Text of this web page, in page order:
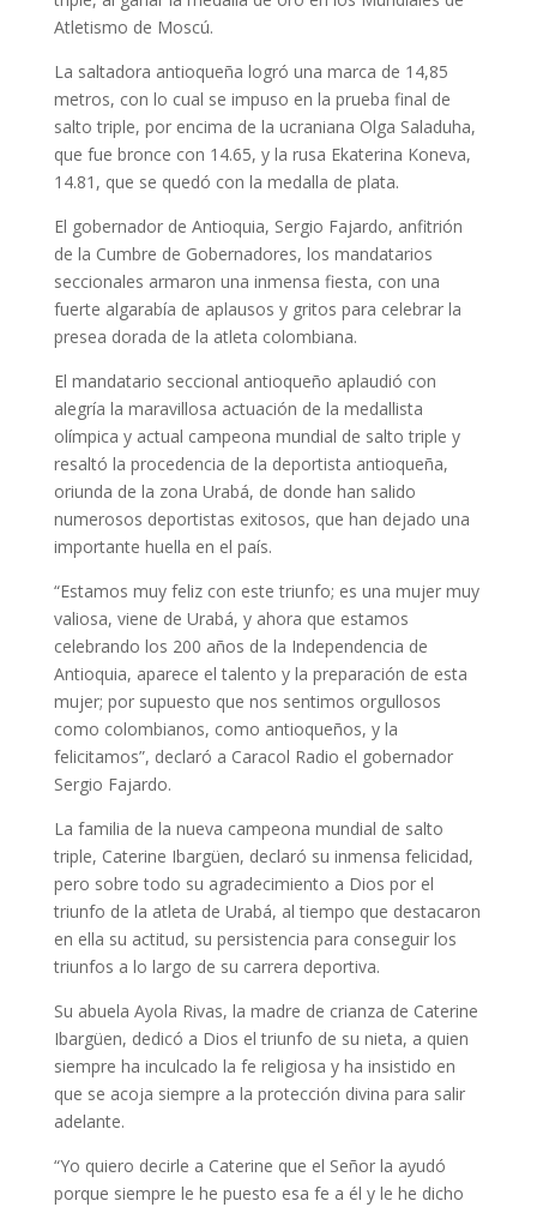
Atletismo de Moscú.
La saltadora antioqueña logró una marca de 14,85
metros, con lo cual se impuso en la prueba final de
salto triple, por encima de la ucraniana Olga Saladuha,
que fue bronce con 14.65, y la rusa Ekaterina Koneva,
14.81, que se quedó con la medalla de plata.
El gobernador de Antioquia, Sergio Fajardo, anfitrión
de la Cumbre de Gobernadores, los mandatarios
seccionales armaron una inmensa fiesta, con una
fuerte algarabía de aplausos y gritos para celebrar la
presea dorada de la atleta colombiana.
El mandatario seccional antioqueño aplaudió con
alegría la maravillosa actuación de la medallista
olímpica y actual campeona mundial de salto triple y
resaltó la procedencia de la deportista antioqueña,
oriunda de la zona Urabá, de donde han salido
numerosos deportistas exitosos, que han dejado una
importante huella en el país.
“Estamos muy feliz con este triunfo; es una mujer muy
valiosa, viene de Urabá, y ahora que estamos
celebrando los 200 años de la Independencia de
Antioquia, aparece el talento y la preparación de esta
mujer; por supuesto que nos sentimos orgullosos
como colombianos, como antioqueños, y la
felicitamos”, declaró a Caracol Radio el gobernador
Sergio Fajardo.
La familia de la nueva campeona mundial de salto
triple, Caterine Ibargüen, declaró su inmensa felicidad,
pero sobre todo su agradecimiento a Dios por el
triunfo de la atleta de Urabá, al tiempo que destacaron
en ella su actitud, su persistencia para conseguir los
triunfos a lo largo de su carrera deportiva.
Su abuela Ayola Rivas, la madre de crianza de Caterine
Ibargüen, dedicó a Dios el triunfo de su nieta, a quien
siempre ha inculcado la fe religiosa y ha insistido en
que se acoja siempre a la protección divina para salir
adelante.
“Yo quiero decirle a Caterine que el Señor la ayudó
porque siempre le he puesto esa fe a él y le he dicho